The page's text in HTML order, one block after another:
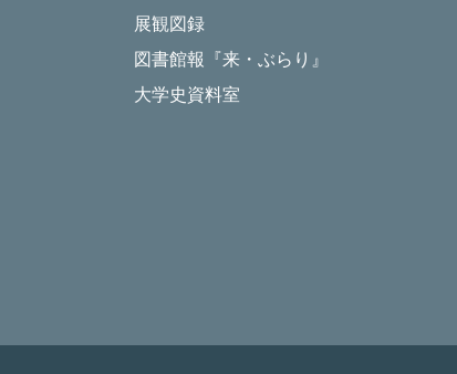
展観図録
図書館報『来・ぶらり』
大学史資料室